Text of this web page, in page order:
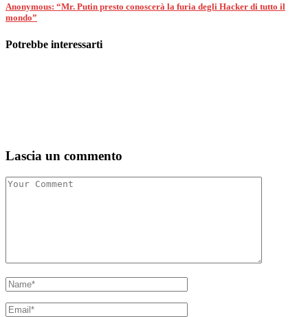
Anonymous: “Mr. Putin presto conoscerà la furia degli Hacker di tutto il
mondo”
Potrebbe interessarti
Lascia un commento